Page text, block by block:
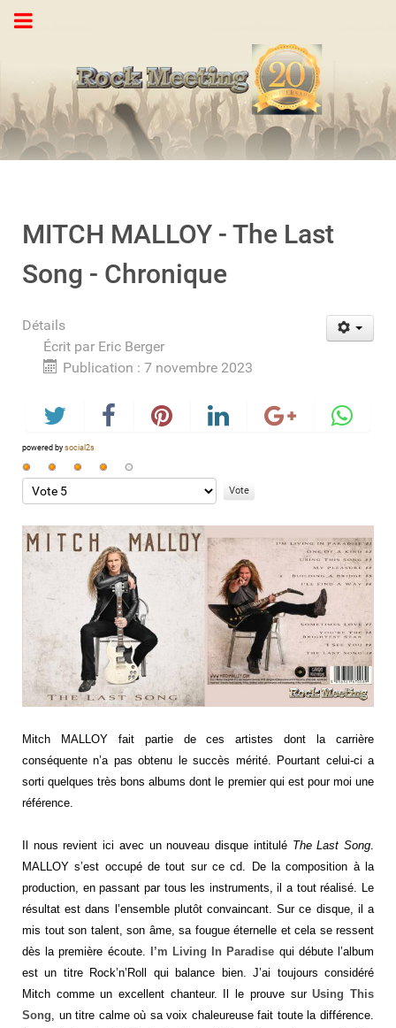
MITCH MALLOY - The Last
Song - Chronique
Détails
Écrit par Eric Berger
Publication : 7 novembre 2023
powered by social2s
Vote
utilisateur:
Veuillez
voter
Mitch MALLOY fait partie de ces artistes dont la carrière
conséquente n’a pas obtenu le succès mérité. Pourtant celui-ci a
sorti quelques très bons albums dont le premier qui est pour moi une
référence.
Il nous revient ici avec un nouveau disque intituléThe Last Song
MALLOY s’est occupé de tout sur ce cd. De la composition à la
production, en passant par tous les instruments, il a tout réalisé. Le
résultat est dans l’ensemble plutôt convaincant. Sur ce disque, il a
mis tout son talent, son âme, sa fougue éternelle et cela se ressent
dès la première écoute.
I’m Living In Paradise qui débute l’album
est un titre Rock’n’Roll qui balance bien. J’ai toujours considéré
Mitch comme un excellent chanteur. Il le prouve surUsing This
Song , un titre calme où sa voix chaleureuse fait toute la différence.